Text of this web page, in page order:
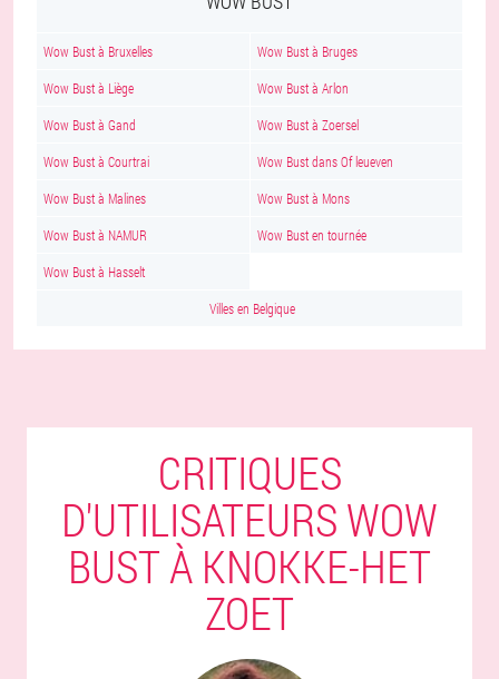
Wow Bust à Bruxelles Wow Bust à Bruges
Wow Bust à Liège Wow Bust à Arlon
Wow Bust à Gand Wow Bust à Zoersel
Wow Bust à Courtrai Wow Bust dans Of leueven
Wow Bust à Malines Wow Bust à Mons
Wow Bust à NAMUR Wow Bust en tournée
Wow Bust à Hasselt
Villes en Belgique
CRITIQUES
D'UTILISATEURS WOW
BUST À KNOKKE-HET
ZOET